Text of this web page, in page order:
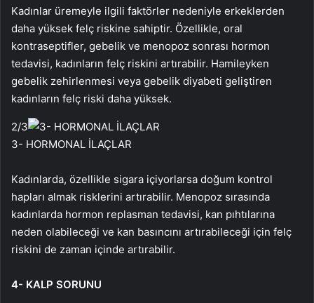
Kadınlar üremeyle ilgili faktörler nedeniyle erkeklerden
daha yüksek felç riskine sahiptir. Özellikle, oral
kontraseptifler, gebelik ve menopoz sonrası hormon
tedavisi, kadınların felç riskini artırabilir. Hamileyken
gebelik zehirlenmesi veya gebelik diyabeti geliştiren
kadınların felç riski daha yüksek.
2/3
3- HORMONAL İLAÇLAR
Kadınlarda, özellikle sigara içiyorlarsa doğum kontrol
hapları almak risklerini artırabilir. Menopoz sırasında
kadınlarda hormon replasman tedavisi, kan pıhtılarına
neden olabileceği ve kan basıncını artırabileceği için felç
riskini de zaman içinde artırabilir.
4- KALP SORUNU